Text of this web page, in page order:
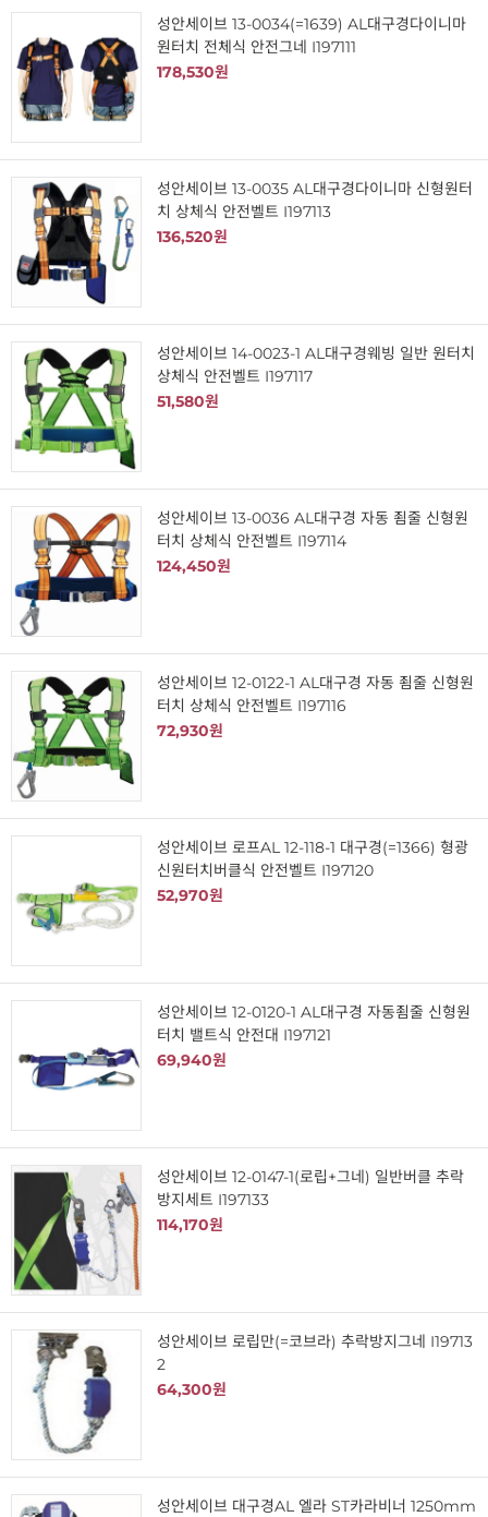
성안세이브 13-0034(=1639) AL대구경다이니마
원터치 전체식 안전그네 I197111
178,530원
성안세이브 13-0035 AL대구경다이니마 신형원터
치 상체식 안전벨트 I197113
136,520원
성안세이브 14-0023-1 AL대구경웨빙 일반 원터치
상체식 안전벨트 I197117
51,580원
성안세이브 13-0036 AL대구경 자동 죔줄 신형원
터치 상체식 안전벨트 I197114
124,450원
성안세이브 12-0122-1 AL대구경 자동 죔줄 신형원
터치 상체식 안전벨트 I197116
72,930원
성안세이브 로프AL 12-118-1 대구경(=1366) 형광
신원터치버클식 안전벨트 I197120
52,970원
성안세이브 12-0120-1 AL대구경 자동죔줄 신형원
터치 밸트식 안전대 I197121
69,940원
성안세이브 12-0147-1(로립+그네) 일반버클 추락
방지세트 I197133
114,170원
성안세이브 로립만(=코브라) 추락방지그네 I19713
2
64,300원
성안세이브 대구경AL 엘라 ST카라비너 1250mm